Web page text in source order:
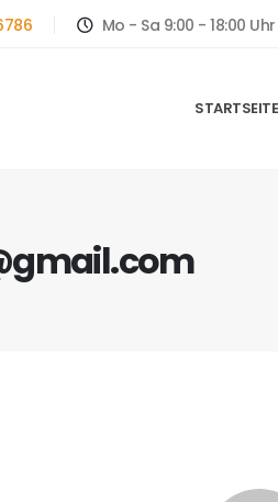
Mo - Sa 9:00 - 18:00 Uhr
STARTSEITE